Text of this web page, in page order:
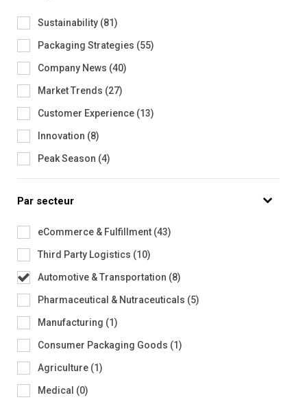
Sustainability (81)
Packaging Strategies (55)
Company News (40)
Market Trends (27)
Customer Experience (13)
Innovation (8)
Peak Season (4)
Par secteur
eCommerce & Fulfillment (43)
Third Party Logistics (10)
Automotive & Transportation (8)
Pharmaceutical & Nutraceuticals (5)
Manufacturing (1)
Consumer Packaging Goods (1)
Agriculture (1)
Medical (0)